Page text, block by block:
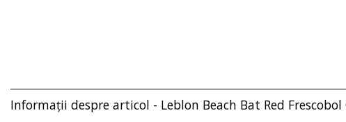
Informații despre articol - Leblon Beach Bat Red Frescobol